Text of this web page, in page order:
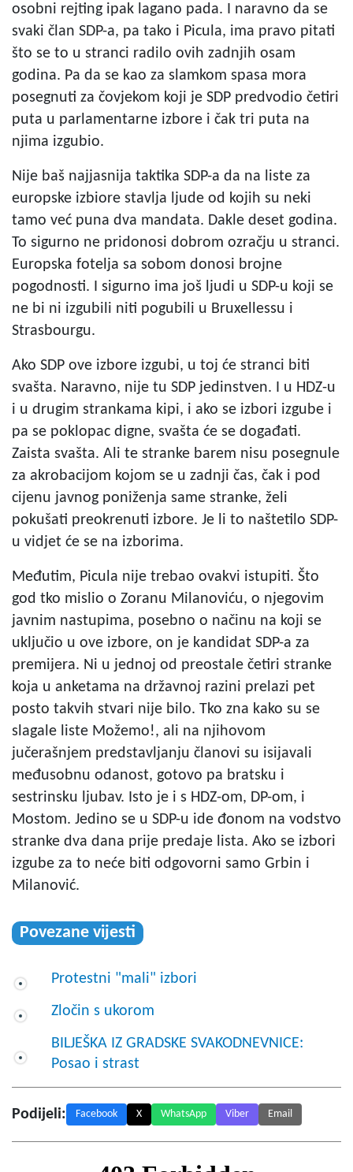
osobni rejting ipak lagano pada. I naravno da se
svaki član SDP-a, pa tako i Picula, ima pravo pitati
što se to u stranci radilo ovih zadnjih osam
godina. Pa da se kao za slamkom spasa mora
posegnuti za čovjekom koji je SDP predvodio četiri
puta u parlamentarne izbore i čak tri puta na
njima izgubio.
Nije baš najjasnija taktika SDP-a da na liste za
europske izbiore stavlja ljude od kojih su neki
tamo već puna dva mandata. Dakle deset godina.
To sigurno ne pridonosi dobrom ozračju u stranci.
Europska fotelja sa sobom donosi brojne
pogodnosti. I sigurno ima još ljudi u SDP-u koji se
ne bi ni izgubili niti pogubili u Bruxellessu i
Strasbourgu.
Ako SDP ove izbore izgubi, u toj će stranci biti
svašta. Naravno, nije tu SDP jedinstven. I u HDZ-u
i u drugim strankama kipi, i ako se izbori izgube i
pa se poklopac digne, svašta će se događati.
Zaista svašta. Ali te stranke barem nisu posegnule
za akrobacijom kojom se u zadnji čas, čak i pod
cijenu javnog poniženja same stranke, želi
pokušati preokrenuti izbore. Je li to naštetilo SDP-
u vidjet će se na izborima.
Međutim, Picula nije trebao ovakvi istupiti. Što
god tko mislio o Zoranu Milanoviću, o njegovim
javnim nastupima, posebno o načinu na koji se
uključio u ove izbore, on je kandidat SDP-a za
premijera. Ni u jednoj od preostale četiri stranke
koja u anketama na državnoj razini prelazi pet
posto takvih stvari nije bilo. Tko zna kako su se
slagale liste Možemo!, ali na njihovom
jučerašnjem predstavljanju članovi su isijavali
međusobnu odanost, gotovo pa bratsku i
sestrinsku ljubav. Isto je i s HDZ-om, DP-om, i
Mostom. Jedino se u SDP-u ide đonom na vodstvo
stranke dva dana prije predaje lista. Ako se izbori
izgube za to neće biti odgovorni samo Grbin i
Milanović.
Povezane vijesti
Protestni "mali" izbori
Zločin s ukorom
BILJEŠKA IZ GRADSKE SVAKODNEVNICE:
Posao i strast
Podijeli: Facebook X WhatsApp Viber Email